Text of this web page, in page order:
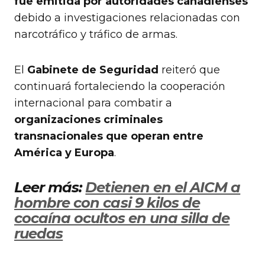
debido a investigaciones relacionadas con
narcotráfico y tráfico de armas.
El Gabinete de Seguridad reiteró que
continuará fortaleciendo la cooperación
internacional para combatir a
organizaciones criminales
transnacionales que operan entre
América y Europa.
Leer más:Detienen en el AICM a
hombre con casi 9 kilos de
cocaína ocultos en una silla de
ruedas